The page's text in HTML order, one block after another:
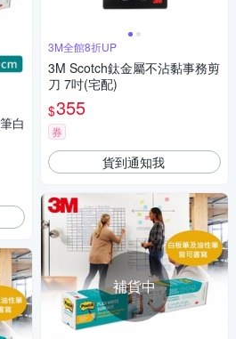
白
3M全館8折UP
3M Scotch鈦金屬不沾黏事務剪
刀 7吋(宅配)
$355
券
貨到通知我
補貨中